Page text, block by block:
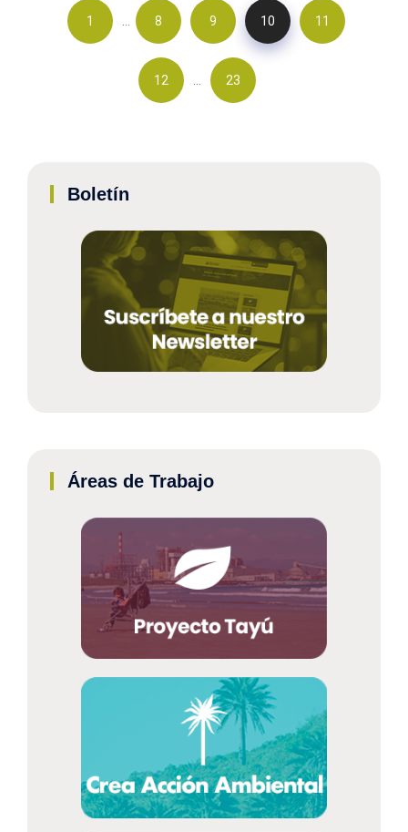
1 … 8 9 10 11
12 … 23
Boletín
Áreas de Trabajo